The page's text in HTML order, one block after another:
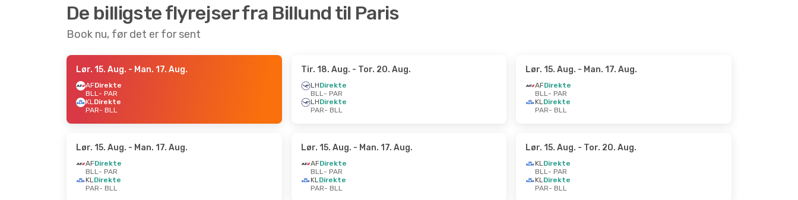
De billigste flyrejser fra Billund til Paris
Book nu, før det er for sent
Lør. 15. Aug. - Man. 17. Aug.
AFDirekte
BLL- PAR
KLDirekte
PAR- BLL
Tir. 18. Aug. - Tor. 20. Aug.
LHDirekte
BLL- PAR
LHDirekte
PAR- BLL
Lør. 15. Aug. - Man. 17. Aug.
AFDirekte
BLL- PAR
KLDirekte
PAR- BLL
Lør. 15. Aug. - Man. 17. Aug.
AFDirekte
BLL- PAR
KLDirekte
PAR- BLL
Lør. 15. Aug. - Man. 17. Aug.
AFDirekte
BLL- PAR
KLDirekte
PAR- BLL
Lør. 15. Aug. - Tor. 20. Aug.
KLDirekte
BLL- PAR
KLDirekte
PAR- BLL